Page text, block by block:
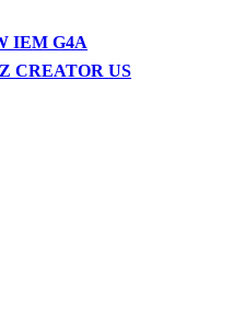
IEM G4A
CREATOR US